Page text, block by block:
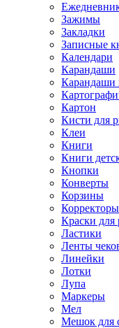
Зажимы
Закладки
Записные
Календари
Карандаши
Карандаши
Картон
Кисти для
Клеи
Книги
Книги
Кнопки
Конверты
Корзины
Корректоры
Краски для
Ластики
Ленты
Линейки
Лотки
Лупа
Маркеры
Мел
Мешок для